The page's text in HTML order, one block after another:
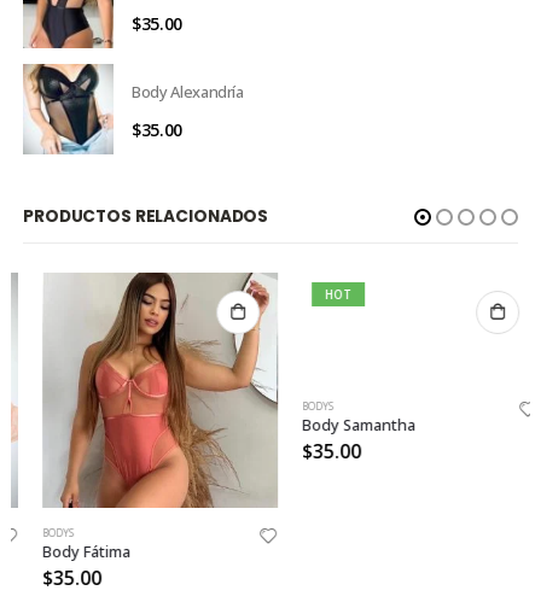
$35.00
Body Alexandría
$35.00
PRODUCTOS RELACIONADOS
BODYS
Body Fátima
35.00
HOT
BODYS
Body Samantha
35.00